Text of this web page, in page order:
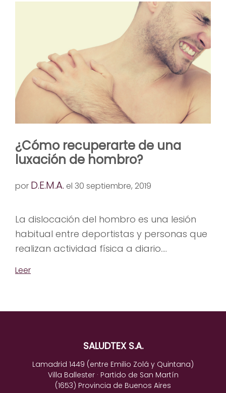
¿Cómo recuperarte de una
luxación de hombro?
por D.E.M.A. el 30 septiembre, 2019
La dislocación del hombro es una lesión
habitual entre deportistas y personas que
realizan actividad física a diario....
Leer
SALUDTEX S.A.
Lamadrid 1449 (entre Emilio Zolá y Quintana)
Villa Ballester · Partido de San Martín
(1653) Provincia de Buenos Aires